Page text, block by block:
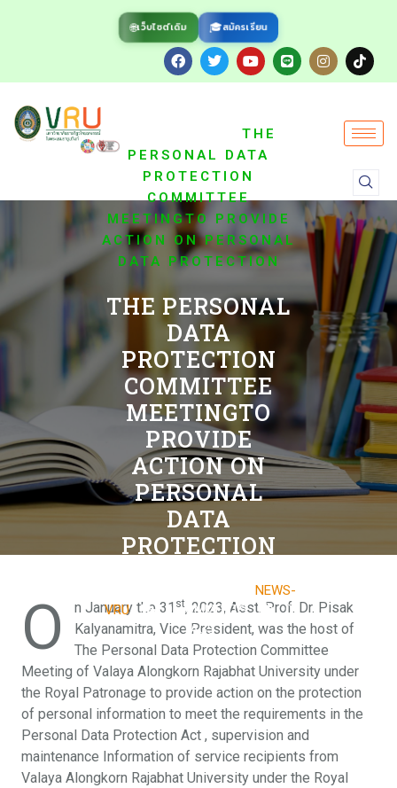
🌐เว็บไซต์เดิม 🎓สมัครเรียน
THE
PERSONAL DATA
PROTECTION
COMMITTEE
MEETINGTO PROVIDE
ACTION ON PERSONAL
DATA PROTECTION
THE PERSONAL
DATA
PROTECTION
COMMITTEE
MEETINGTO
PROVIDE
ACTION ON
PERSONAL
DATA
PROTECTION
NEWS-
VRU
0 COMMENTS
0
TAGS
O n January the 31 st, 2023, Asst. Prof. Dr. Pisak
Kalyanamitra, Vice President, was the host of
The Personal Data Protection Committee
Meeting of Valaya Alongkorn Rajabhat University under
the Royal Patronage to provide action on the protection
of personal information to meet the requirements in the
Personal Data Protection Act , supervision and
maintenance Information of service recipients from
Valaya Alongkorn Rajabhat University under the Royal